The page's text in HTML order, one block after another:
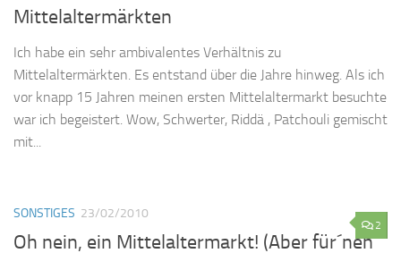
Mittelaltermärkten
Ich habe ein sehr ambivalentes Verhältnis zu
Mittelaltermärkten. Es entstand über die Jahre hinweg. Als ich
vor knapp 15 Jahren meinen ersten Mittelaltermarkt besuchte
war ich begeistert. Wow, Schwerter, Riddä , Patchouli gemischt
mit...
2
SONSTIGES 23/02/2010
Oh nein, ein Mittelaltermarkt! (Aber für´nen